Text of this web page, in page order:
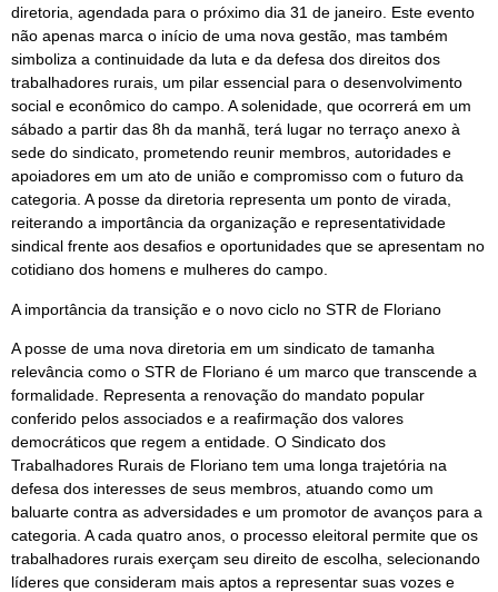
diretoria, agendada para o próximo dia 31 de janeiro. Este evento
não apenas marca o início de uma nova gestão, mas também
simboliza a continuidade da luta e da defesa dos direitos dos
trabalhadores rurais, um pilar essencial para o desenvolvimento
social e econômico do campo. A solenidade, que ocorrerá em um
sábado a partir das 8h da manhã, terá lugar no terraço anexo à
sede do sindicato, prometendo reunir membros, autoridades e
apoiadores em um ato de união e compromisso com o futuro da
categoria. A posse da diretoria representa um ponto de virada,
reiterando a importância da organização e representatividade
sindical frente aos desafios e oportunidades que se apresentam no
cotidiano dos homens e mulheres do campo.
A importância da transição e o novo ciclo no STR de Floriano
A posse de uma nova diretoria em um sindicato de tamanha
relevância como o STR de Floriano é um marco que transcende a
formalidade. Representa a renovação do mandato popular
conferido pelos associados e a reafirmação dos valores
democráticos que regem a entidade. O Sindicato dos
Trabalhadores Rurais de Floriano tem uma longa trajetória na
defesa dos interesses de seus membros, atuando como um
baluarte contra as adversidades e um promotor de avanços para a
categoria. A cada quatro anos, o processo eleitoral permite que os
trabalhadores rurais exerçam seu direito de escolha, selecionando
líderes que consideram mais aptos a representar suas vozes e